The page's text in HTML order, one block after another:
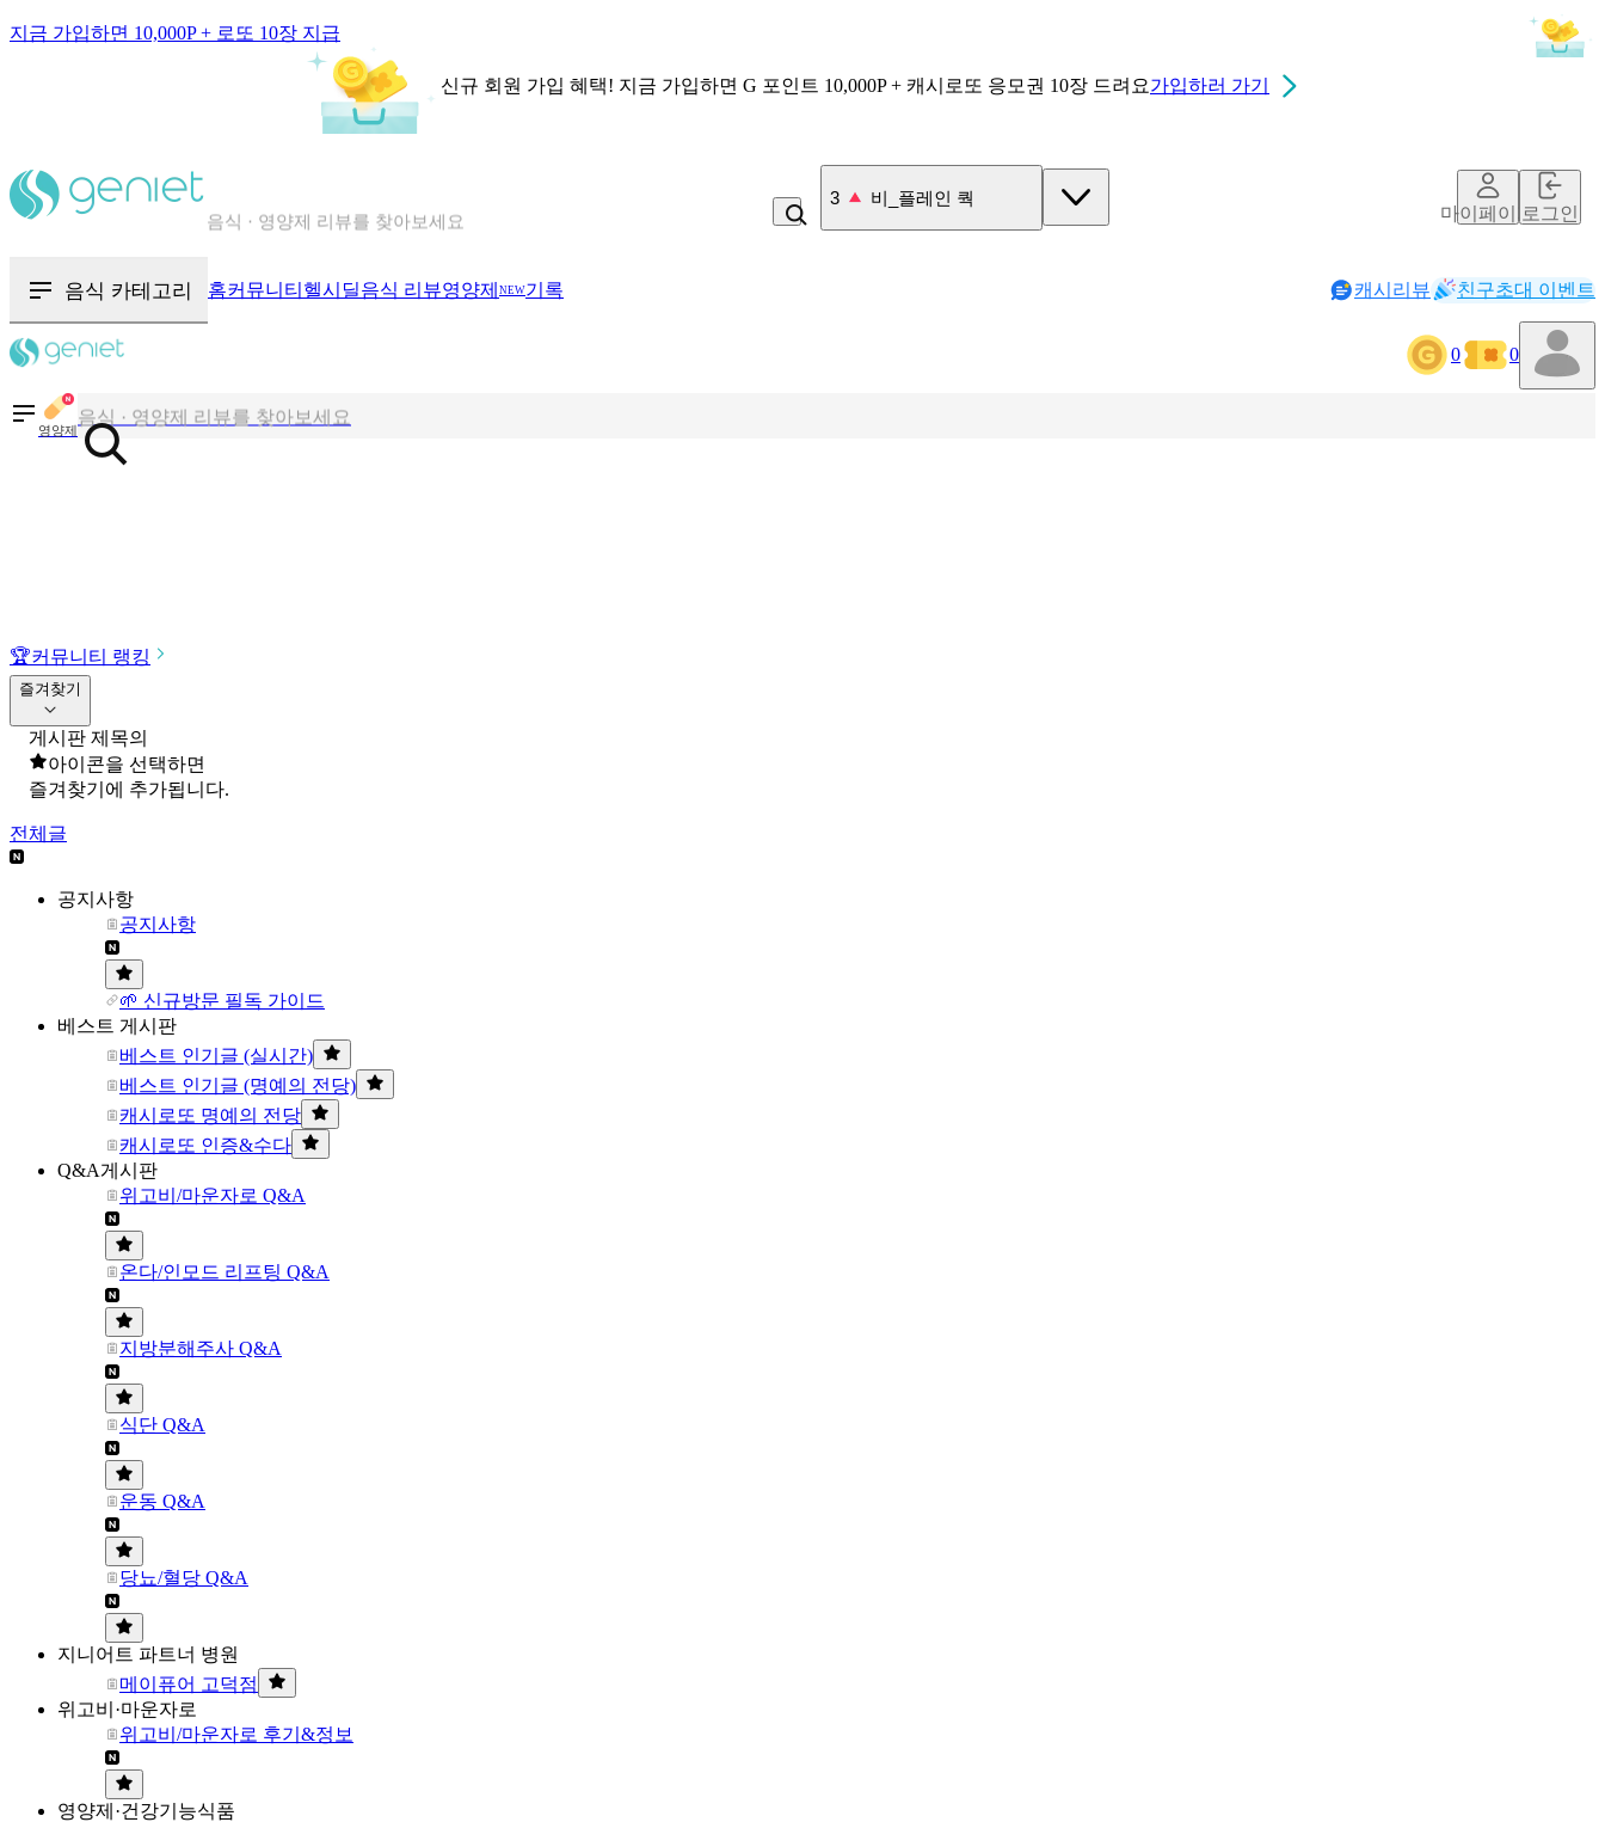
지금 가입하면 10,000P + 로또 10장 지급
신규 회원 가입 혜택! 지금 가입하면 G 포인트 10,000P + 캐시로또 응모권 10장 드려요가입하러 가기
칼로리와 영양성분을 검색해보세요
3 비_플레인 쿽
마이페이지로그인
음식 카테고리 홈커뮤니티 헬시딜음식 리뷰영양제 NEW기록 캐시리뷰 친구초대 이벤트
0 0
영양제
칼로리와 영양성분을 검색해보세요
혈당 · 다이어트 음식 검색해보세요
🏆커뮤니티 랭킹
즐겨찾기
게시판 제목의
아이콘을 선택하면
즐겨찾기에 추가됩니다.
전체글
공지사항
공지사항
🌱 신규방문 필독 가이드
베스트 게시판
베스트 인기글 (실시간)
베스트 인기글 (명예의 전당)
캐시로또 명예의 전당
캐시로또 인증&수다
Q&A게시판
위고비/마운자로 Q&A
온다/인모드 리프팅 Q&A
지방분해주사 Q&A
식단 Q&A
운동 Q&A
당뇨/혈당 Q&A
지니어트 파트너 병원
메이퓨어 고덕점
위고비·마운자로
위고비/마운자로 후기&정보
영양제·건강기능식품